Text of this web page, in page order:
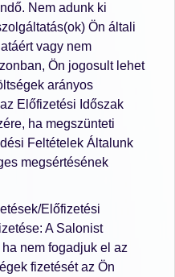
Nem adunk ki
Ön általi
vagy nem
Ön jogosult lehet
arányos
Előfizetési Időszak
ha megszünteti
Feltételek Általunk
megsértésének
Előfizetési
A Salonist
nem fogadjuk el az
fizetését az Ön